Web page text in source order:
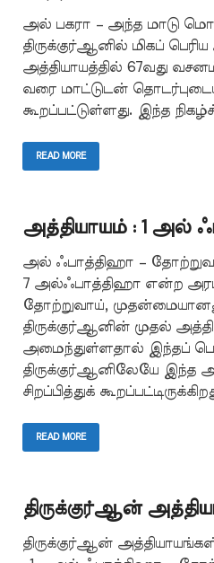
அல் பகரா – அந்த மாடு
திருக்குர்ஆனில் மிகப்
அத்தியாயத்தில் 67வது
வரை மாட்டுடன்
கூறப்பட்டுள்ளது. இந்த
READ MORE
அத்தியாயம் : 1 அல்
அல் ஃபாத்திஹா –
7 அல்ஃபாத்திஹா என்ற
தோற்றுவாய்,
திருக்குர்ஆனின் முதல்
அமைந்துள்ளதால் இந்தப்
திருக்குர்ஆனிலேயே இந்த
சிறப்பித்துக்
READ MORE
திருக்குர்ஆன்
திருக்குர்ஆன்